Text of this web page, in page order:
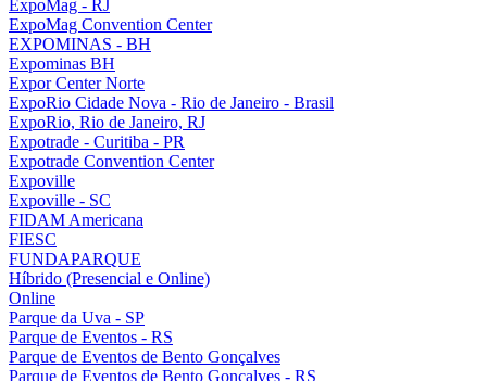
ExpoMag - RJ
ExpoMag Convention Center
EXPOMINAS - BH
Expominas BH
Expor Center Norte
ExpoRio Cidade Nova - Rio de Janeiro - Brasil
ExpoRio, Rio de Janeiro, RJ
Expotrade - Curitiba - PR
Expotrade Convention Center
Expoville
Expoville - SC
FIDAM Americana
FIESC
FUNDAPARQUE
Híbrido (Presencial e Online)
Online
Parque da Uva - SP
Parque de Eventos - RS
Parque de Eventos de Bento Gonçalves
Parque de Eventos de Bento Gonçalves - RS